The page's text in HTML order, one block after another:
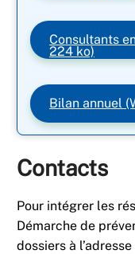
Consultants
224 ko)
Bilan annuel
Contacts
Pour intégrer les
Démarche de
dossiers à l’adresse